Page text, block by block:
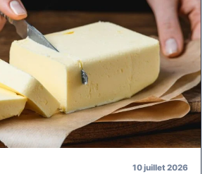
10 juillet 2026